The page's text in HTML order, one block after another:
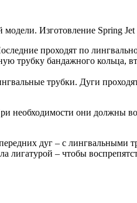
Изготовление Spring
проходят по
трубку бандажного кольца,
трубки. Дуги
они должны
дуг – с лингвальными
лигатурой – чтобы